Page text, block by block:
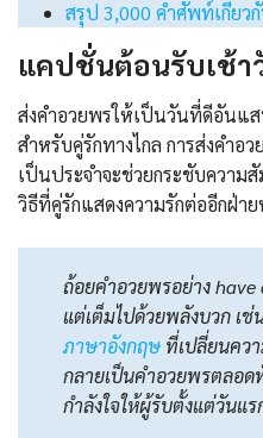
สรุป 3,000 คำศัพท์เกี่ยว
แคปชั่นต้อนรับเช้า
ส่งคำอวยพรให้เป็นวันที่ดีอันแ
สำหรับคู่รักทางไกล การส่งคำ
เป็นประจำจะช่วยกระชับควา
วิธีที่คู่รักแสดงความรักต่ออีกฝ่า
ถ้อยคำอวยพรอย่าง have
แต่เต็มไปด้วยพลังบวก เช่
ภาษาอังกฤษที่เปลี่ยนควา
กลายเป็นคำอวยพรตลอ
กำลังใจให้ผู้รับตั้งแต่วันแ